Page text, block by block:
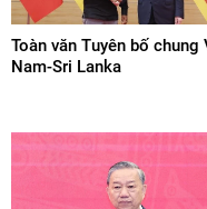
Toàn văn Tuyên bố chung
Nam-Sri Lanka